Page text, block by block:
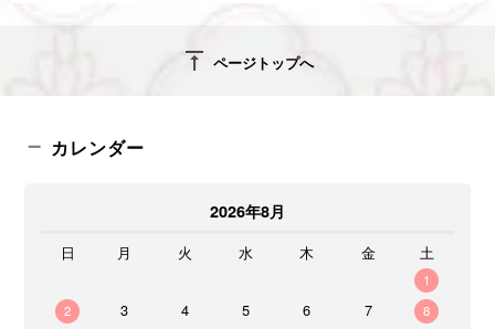
vertical_align_top ページトップへ
カレンダー
2026年8月
日 月 火 水 木 金 土
1
2
3 4 5 6 7
8